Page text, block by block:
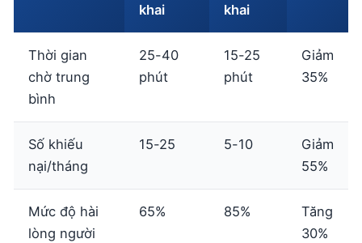
khai
khai
Thời gian
chờ trung
bình
25-40
phút
15-25
phút
Giảm
35%
Số khiếu
nại/tháng
15-25 5-10
Giảm
55%
Mức độ hài
lòng người
65% 85%
Tăng
30%